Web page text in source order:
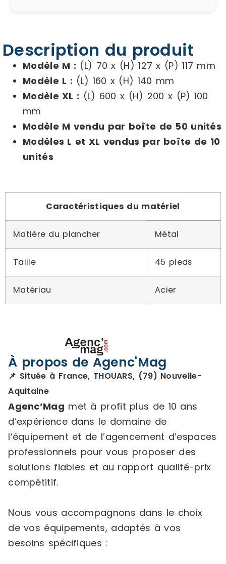
Description du produit
Modèle M : (L) 70 x (H) 127 x (P) 117 mm
Modèle L : (L) 160 x (H) 140 mm
Modèle XL : (L) 600 x (H) 200 x (P) 100
mm
Modèle M vendu par boîte de 50 unités
Modèles L et XL vendus par boîte de 10
unités
Caractéristiques du matériel
Matière du plancher Métal
Taille 45 pieds
Matériau Acier
À propos de Agenc'Mag
📌 Située à France, THOUARS, (79) Nouvelle-
Aquitaine
Agenc’Mag met à profit plus de 10 ans
d’expérience dans le domaine de
l’équipement et de l’agencement d’espaces
professionnels pour vous proposer des
solutions fiables et au rapport qualité-prix
compétitif.
Nous vous accompagnons dans le choix
de vos équipements, adaptés à vos
besoins spécifiques :